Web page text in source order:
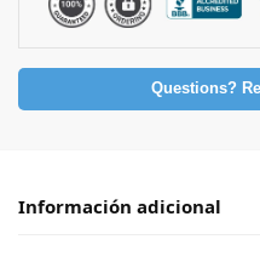
Questions?
Información adicional